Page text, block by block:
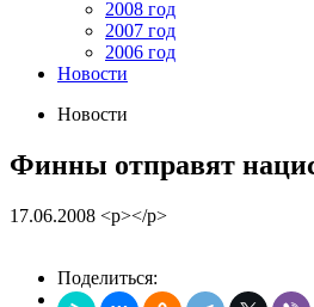
2008 год
2007 год
2006 год
Новости
Новости
Финны отправят
17.06.2008 <p></p>
Поделиться: